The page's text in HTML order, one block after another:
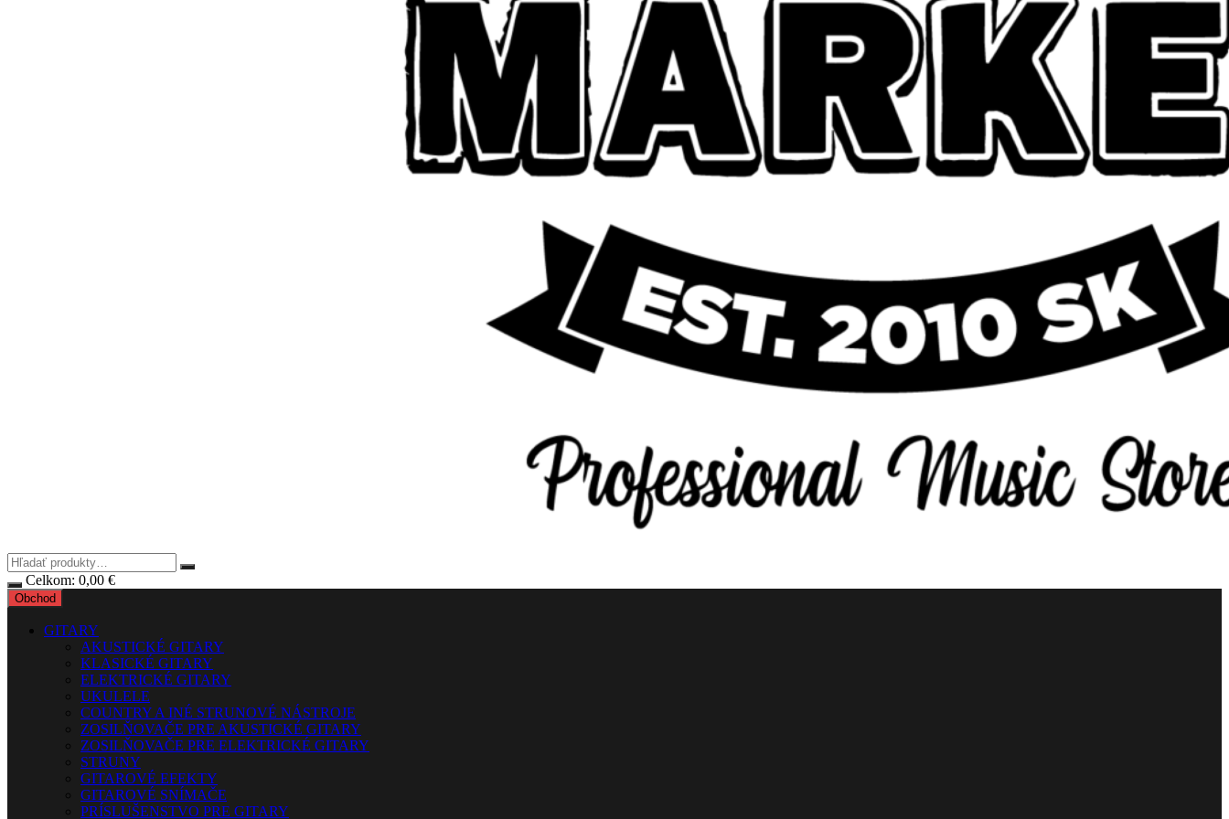
Celkom: 0,00 €
Obchod
GITARY
AKUSTICKÉ GITARY
KLASICKÉ GITARY
ELEKTRICKÉ GITARY
UKULELE
COUNTRY A INÉ STRUNOVÉ NÁSTROJE
ZOSILŇOVAČE PRE AKUSTICKÉ GITARY
ZOSILŇOVAČE PRE ELEKTRICKÉ GITARY
STRUNY
GITAROVÉ EFEKTY
GITAROVÉ SNÍMAČE
PRÍSLUŠENSTVO PRE GITARY